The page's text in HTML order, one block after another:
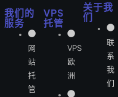
我们的
服务
网
站
托
管
VPS
托管
VPS
欧
洲
关于我
们
联
系
我
们